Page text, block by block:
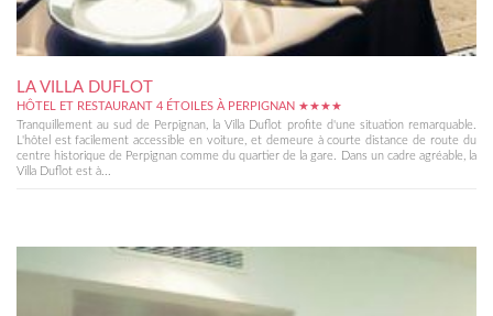
LA VILLA DUFLOT
HÔTEL ET RESTAURANT 4 ÉTOILES À PERPIGNAN ★★★★
Tranquillement au sud de Perpignan, la Villa Duflot profite d'une situation remarquable.
L'hôtel est facilement accessible en voiture, et demeure à courte distance de route du
centre historique de Perpignan comme du quartier de la gare. Dans un cadre agréable, la
Villa Duflot est à...